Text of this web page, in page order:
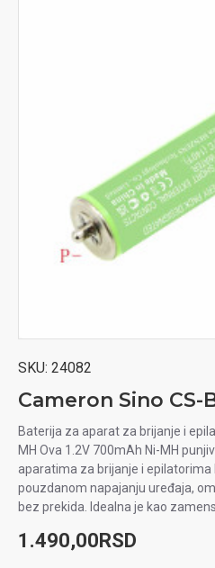
SKU: 24082
Baterija za aparat za brijanje i
MH Ova 1.2V 700mAh Ni-MH
aparatima za brijanje i epilatorima
pouzdanom napajanju uređaja,
bez prekida. Idealna je kao
1.490,00RSD